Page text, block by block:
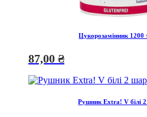
Цукорозамінник 1200
87,00 ₴
Рушник Extra! V білі